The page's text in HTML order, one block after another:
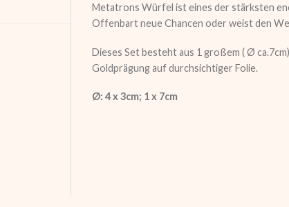
Metatrons Würfel ist eines der stärksten
Offenbart neue Chancen oder weist den
Dieses Set besteht aus 1 großem ( Ø
Goldprägung auf durchsichtiger Folie.
Ø: 4 x 3cm; 1 x 7cm